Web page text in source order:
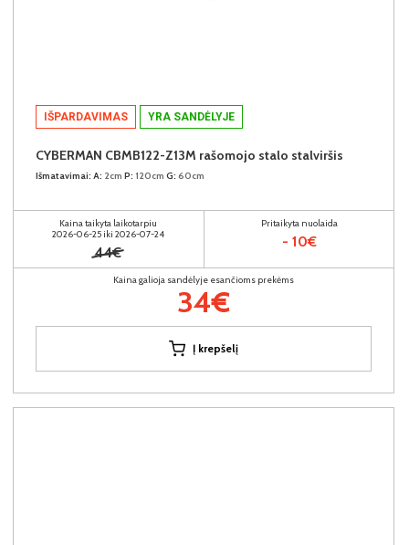
IŠPARDAVIMAS YRA SANDĖLYJE
CYBERMAN CBMB122-Z13M rašomojo stalo stalviršis
Išmatavimai: A: 2cm P: 120cm G: 60cm
Kaina taikyta laikotarpiu
2026-06-25 iki 2026-07-24
44€
Pritaikyta nuolaida
- 10€
Kaina galioja sandėlyje esančioms prekėms
34€
Į krepšelį